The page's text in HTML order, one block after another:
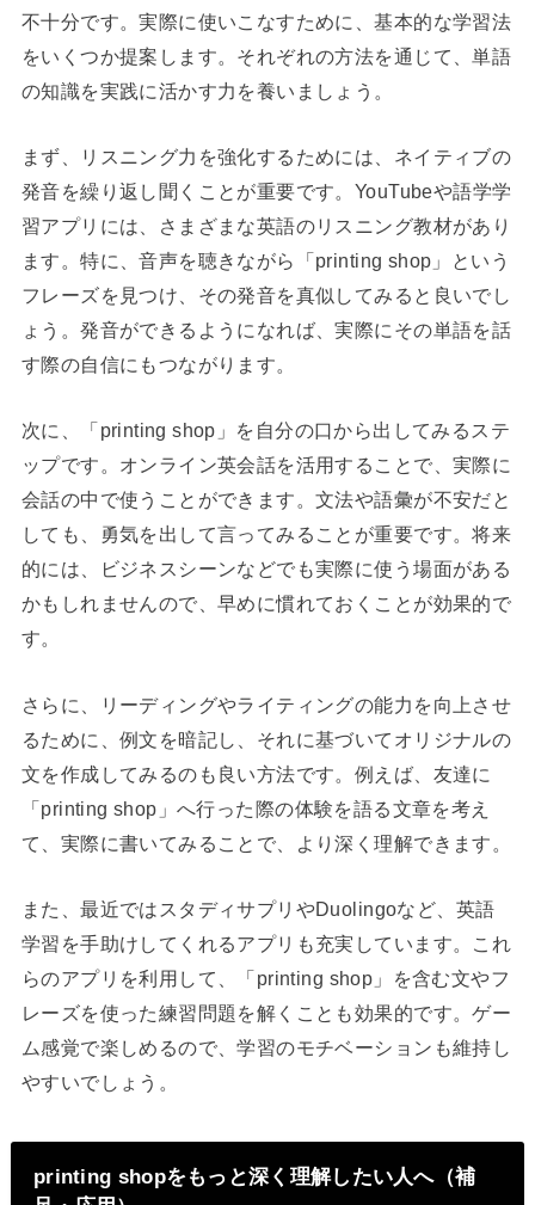
不十分です。実際に使いこなすために、基本的な学習法
をいくつか提案します。それぞれの方法を通じて、単語
の知識を実践に活かす力を養いましょう。
まず、リスニング力を強化するためには、ネイティブの
発音を繰り返し聞くことが重要です。YouTubeや語学学
習アプリには、さまざまな英語のリスニング教材があり
ます。特に、音声を聴きながら「printing shop」という
フレーズを見つけ、その発音を真似してみると良いでし
ょう。発音ができるようになれば、実際にその単語を話
す際の自信にもつながります。
次に、「printing shop」を自分の口から出してみるステ
ップです。オンライン英会話を活用することで、実際に
会話の中で使うことができます。文法や語彙が不安だと
しても、勇気を出して言ってみることが重要です。将来
的には、ビジネスシーンなどでも実際に使う場面がある
かもしれませんので、早めに慣れておくことが効果的で
す。
さらに、リーディングやライティングの能力を向上させ
るために、例文を暗記し、それに基づいてオリジナルの
文を作成してみるのも良い方法です。例えば、友達に
「printing shop」へ行った際の体験を語る文章を考え
て、実際に書いてみることで、より深く理解できます。
また、最近ではスタディサプリやDuolingoなど、英語
学習を手助けしてくれるアプリも充実しています。これ
らのアプリを利用して、「printing shop」を含む文やフ
レーズを使った練習問題を解くことも効果的です。ゲー
ム感覚で楽しめるので、学習のモチベーションも維持し
やすいでしょう。
printing shopをもっと深く理解したい人へ（補